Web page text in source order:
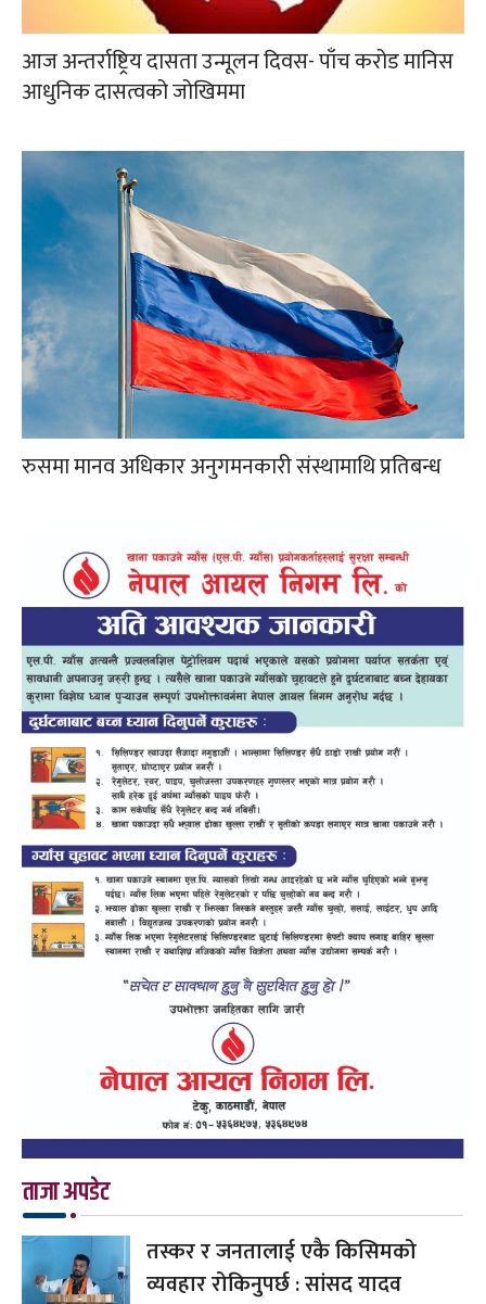
आज अन्तर्राष्ट्रिय दासता उन्मूलन दिवस- पाँच करोड मानिस
आधुनिक दासत्वको जोखिममा
रुसमा मानव अधिकार अनुगमनकारी संस्थामाथि प्रतिबन्ध
ताजा अपडेट
तस्कर र जनतालाई एकै किसिमको
व्यवहार रोकिनुपर्छ : सांसद यादव